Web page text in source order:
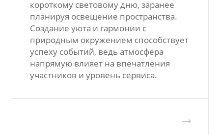
короткому световому дню, заранее
планируя освещение пространства.
Создание уюта и гармонии с
природным окружением способствует
успеху событий, ведь атмосфера
напрямую влияет на впечатления
участников и уровень сервиса.